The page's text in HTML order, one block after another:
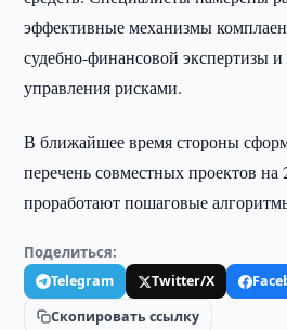
эффективные механизмы
судебно-финансовой экспертизы и
управления рисками.
В ближайшее время стороны
перечень совместных проектов на
проработают пошаговые
Поделиться:
Telegram Twitter/X
Скопировать ссылку